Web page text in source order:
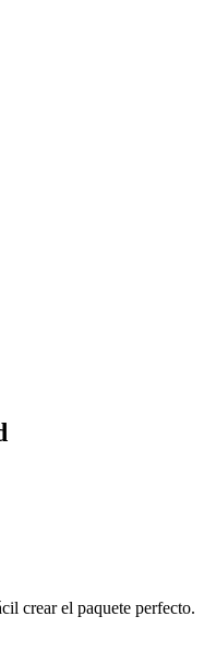
crear el paquete perfecto.